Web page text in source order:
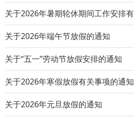
关于2026年端午节放假的通知
关于“五一”劳动节放假安排的通知
关于2026年寒假放假有关事项的通知
关于2026年元旦放假的通知